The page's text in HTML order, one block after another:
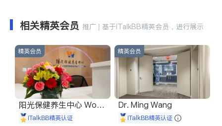
相关精英会员 推广 | 基于iTalkBB精英会员，进行展示
精英会员
阳光保健养生中心 World
shine
iTalkBB精英认证
精英会员
Dr. Ming Wang
iTalkBB精英认证